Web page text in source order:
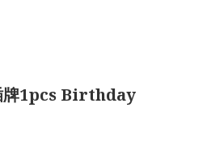
牌1pcs Birthday